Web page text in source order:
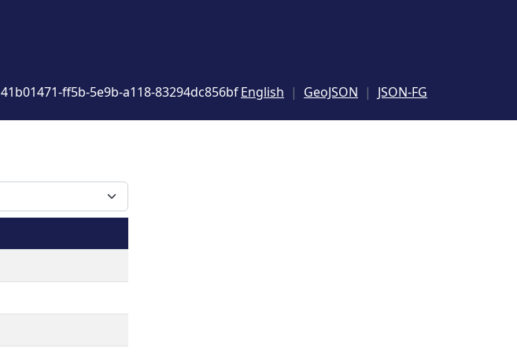
41b01471-ff5b-5e9b-a118-83294dc856bfEnglish GeoJSON JSON-FG